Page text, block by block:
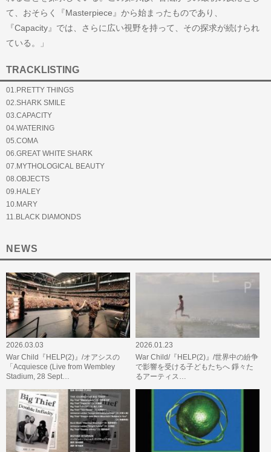
て、おそらく『Masterpiece』から始まったものであり、
『Capacity』では、さらに広い視野を持って、その探求が続けられ
ている。」
TRACKLISTING
01.PRETTY THINGS
02.SHARK SMILE
03.CAPACITY
04.WATERING
05.COMA
06.GREAT WHITE SHARK
07.MYTHOLOGICAL BEAUTY
08.OBJECTS
09.HALEY
10.MARY
11.BLACK DIAMONDS
NEWS
2026.03.03
War Child『HELP(2)』/オアシスの
「Acquiesce (Live from Wembley
Stadium, 28 Sept…
2026.01.23
War Child/『HELP(2)』/世界中の紛争
で影響を受ける子どもたちへ 錚々た
るアーティス…